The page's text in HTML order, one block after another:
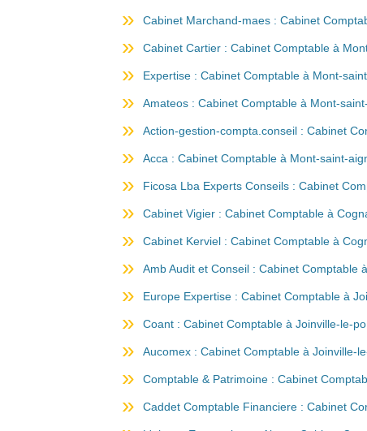
Cabinet Marchand-maes : Cabinet
Cabinet Cartier : Cabinet Comptable à
Expertise : Cabinet Comptable à Mont-
Amateos : Cabinet Comptable à Mont-
Action-gestion-compta.conseil : Cabinet
Acca : Cabinet Comptable à Mont-saint-
Ficosa Lba Experts Conseils : Cabinet
Cabinet Vigier : Cabinet Comptable à
Cabinet Kerviel : Cabinet Comptable à
Amb Audit et Conseil : Cabinet Comptable
Europe Expertise : Cabinet Comptable à
Coant : Cabinet Comptable à Joinville-le-
Aucomex : Cabinet Comptable à Joinville-
Comptable & Patrimoine : Cabinet
Caddet Comptable Financiere : Cabinet